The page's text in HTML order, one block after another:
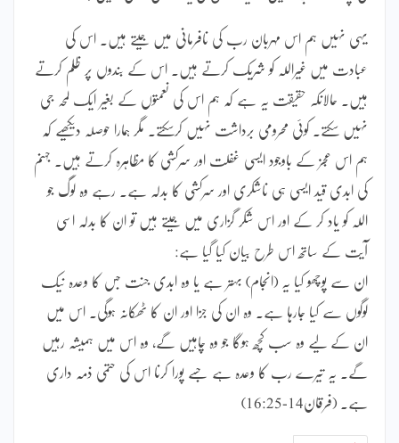
یہی نہیں ہم اس مہربان رب کی نافرمانی میں جیتے ہیں۔ اس کی
عبادت میں غیراللہ کو شریک کرتے ہیں۔ اس کے بندوں پر ظلم کرتے
ہیں۔ حالانکہ حقیقت یہ ہے کہ ہم اس کی نعمتوں کے بغیر ایک لمحہ جی
نہیں سکتے۔ کوئی محرومی برداشت نہیں کرسکتے۔ مگر ہمارا حوصلہ دیکھیے کہ
ہم اس عجز کے باوجود ایسی غفلت اور سرکشی کا مظاہرہ کرتے ہیں۔ جہنم
کی ابدی قید ایسی ہی ناشکری اور سرکشی کا بدلہ ہے۔ رہے وہ لوگ جو
اللہ کو یاد کر کے اور اس شکر گزاری میں جیتے ہیں تو ان کا بدلہ اسی
آیت کے ساتھ اس طرح بیان کیا گیا ہے:
ان سے پوچھو کیا یہ (انجام) بہتر ہے یا وہ ابدی جنت جس کا وعدہ نیک
لوگوں سے کیا جارہا ہے۔ وہ ان کی جزا اور ان کا ٹھکانہ ہوگی۔ اس میں
ان کے لیے وہ سب کچھ ہوگا جو وہ چاہیں گے، وہ اس میں ہمیشہ رہیں
گے۔ یہ تیرے رب کا وعدہ ہے جسے پورا کرنا اس کی حتمی ذمہ داری
ہے۔ (فرقان14-16:25)